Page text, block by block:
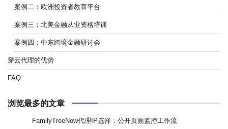
案例二：欧洲投资者教育平台
案例三：北美金融从业资格培训
案例四：中东跨境金融研讨会
穿云代理的优势
FAQ
浏览最多的文章
FamilyTreeNow代理IP选择：公开页面监控工作流